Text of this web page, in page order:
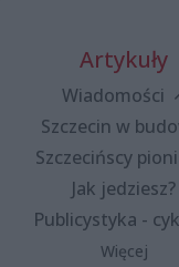
Artykuły
Wiadomości
Szczecin w
Szczecińscy
Jak jedziesz?
Publicystyka -
Więcej